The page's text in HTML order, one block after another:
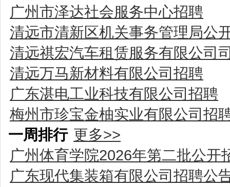
广州市泽达社会服务中心招聘
清远市清新区机关事务管理局公
清远祺宏汽车租赁服务有限公司
清远万马新材料有限公司招聘
广东湛电工业科技有限公司招聘
梅州市珍宝金柚实业有限公司招
一周排行 更多>>
广州体育学院2026年第二批公开
广东现代集装箱有限公司招聘公